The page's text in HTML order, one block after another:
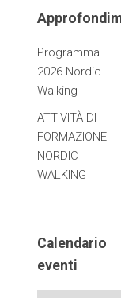
Programma
2026 Nordic
Walking
ATTIVITÀ DI
FORMAZIONE
NORDIC
WALKING
Calendario
eventi